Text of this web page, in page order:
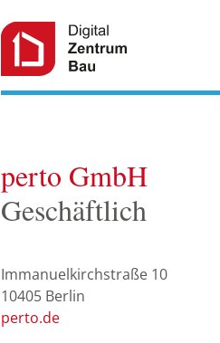
perto GmbH
Geschäftlich
Immanuelkirchstraße 10
10405 Berlin
perto.de